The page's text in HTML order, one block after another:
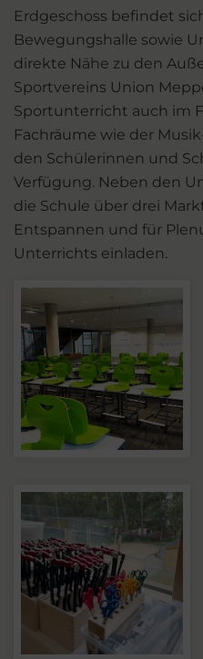
Erdgeschoss befindet
Bewegungshalle sowie
direkte Nähe zu den
Sportvereins Union
Sportunterricht auch im
Fachräume wie der
den Schülerinnen und
Verfügung. Neben den
die Schule über drei
Entspannen und für
Unterrichts einladen.